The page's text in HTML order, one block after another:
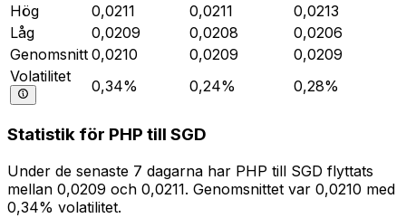
Hög
0,0211 0,0211
0,0213
Låg
0,0209 0,0208
0,0206
Genomsnitt 0,0210 0,0209
0,0209
Volatilitet
0,34% 0,24% 0,28%
Statistik för PHP till SGD
Under de senaste 7 dagarna har PHP till SGD flyttats
mellan 0,0209 och 0,0211. Genomsnittet var 0,0210 med
0,34% volatilitet.